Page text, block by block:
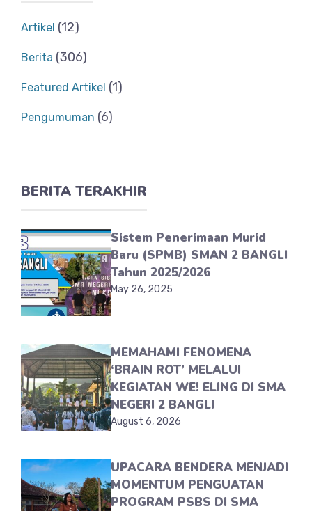
Artikel (12)
Berita (306)
Featured Artikel (1)
Pengumuman (6)
BERITA TERAKHIR
Sistem Penerimaan Murid
Baru (SPMB) SMAN 2 BANGLI
Tahun 2025/2026
May 26, 2025
MEMAHAMI FENOMENA
‘BRAIN ROT’ MELALUI
KEGIATAN WE! ELING DI SMA
NEGERI 2 BANGLI
August 6, 2026
UPACARA BENDERA MENJADI
MOMENTUM PENGUATAN
PROGRAM PSBS DI SMA